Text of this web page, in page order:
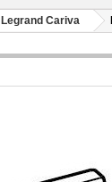
LEGRAND
Legrand
Legrand Cariva